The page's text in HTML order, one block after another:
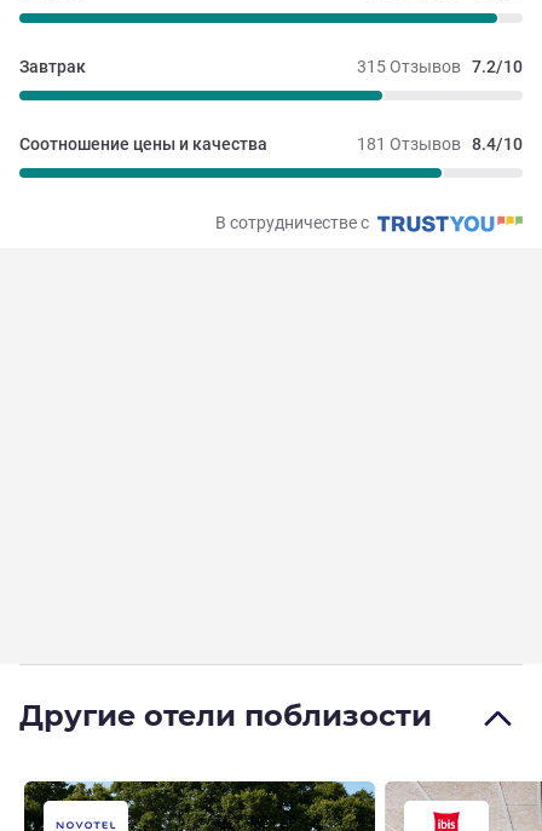
315 Отзывов 7.2/10
Завтрак
181 Отзывов 8.4/10
Соотношение цены и качества
В сотрудничестве с
Другие отели поблизости